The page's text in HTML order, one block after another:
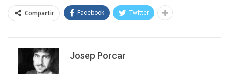
Compartir Facebook Twitter
Josep Porcar